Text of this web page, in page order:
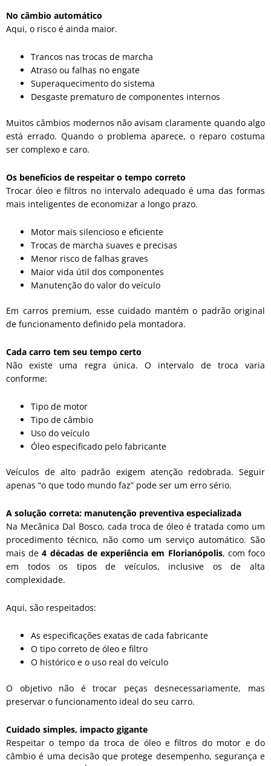
No câmbio automático
Aqui, o risco é ainda maior.
Trancos nas trocas de marcha
Atraso ou falhas no engate
Superaquecimento do sistema
Desgaste prematuro de componentes internos
Muitos câmbios modernos não avisam claramente quando algo
está errado. Quando o problema aparece, o reparo costuma
ser complexo e caro.
Os benefícios de respeitar o tempo correto
Trocar óleo e filtros no intervalo adequado é uma das formas
mais inteligentes de economizar a longo prazo.
Motor mais silencioso e eficiente
Trocas de marcha suaves e precisas
Menor risco de falhas graves
Maior vida útil dos componentes
Manutenção do valor do veículo
Em carros premium, esse cuidado mantém o padrão original
de funcionamento definido pela montadora.
Cada carro tem seu tempo certo
Não existe uma regra única. O intervalo de troca varia
conforme:
Tipo de motor
Tipo de câmbio
Uso do veículo
Óleo especificado pelo fabricante
Veículos de alto padrão exigem atenção redobrada. Seguir
apenas “o que todo mundo faz” pode ser um erro sério.
A solução correta: manutenção preventiva especializada
Na Mecânica Dal Bosco, cada troca de óleo é tratada como um
procedimento técnico, não como um serviço automático. São
mais de4 décadas de experiência em Florianópolis, com foco
em todos os tipos de veículos, inclusive os de alta
complexidade.
Aqui, são respeitados:
As especificações exatas de cada fabricante
O tipo correto de óleo e filtro
O histórico e o uso real do veículo
O objetivo não é trocar peças desnecessariamente, mas
preservar o funcionamento ideal do seu carro.
Cuidado simples, impacto gigante
Respeitar o tempo da troca de óleo e filtros do motor e do
câmbio é uma decisão que protege desempenho, segurança e